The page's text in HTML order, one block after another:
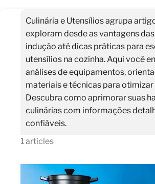
Culinária e Utensílios agrupa
exploram desde as vantagens
indução até dicas práticas para
utensílios na cozinha. Aqui você
análises de equipamentos,
materiais e técnicas para otimizar
Descubra como aprimorar suas
culinárias com informações
confiáveis.
1 articles